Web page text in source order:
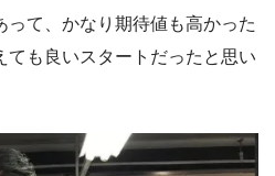
って、かなり期待値も高かった
ても良いスタートだったと思い